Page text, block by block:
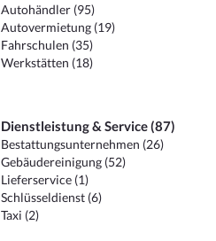
Autohändler (95)
Autovermietung (19)
Fahrschulen (35)
Werkstätten (18)
Dienstleistung & Service (87)
Bestattungsunternehmen (26)
Gebäudereinigung (52)
Lieferservice (1)
Schlüsseldienst (6)
Taxi (2)